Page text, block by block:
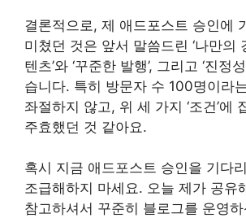
결론적으로, 제 애드포스트 승인에
미쳤던 것은 앞서 말씀드린 ‘나만의
텐츠’와 ‘꾸준한 발행’, 그리고 ‘진정
습니다. 특히 방문자 수 100명이라
좌절하지 않고, 위 세 가지 ‘조건’에
주효했던 것 같아요.
혹시 지금 애드포스트 승인을 기다
조급해하지 마세요. 오늘 제가 공유
참고하셔서 꾸준히 블로그를 운영